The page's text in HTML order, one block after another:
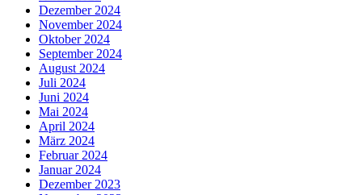
Dezember 2024
November 2024
Oktober 2024
September 2024
August 2024
Juli 2024
Juni 2024
Mai 2024
April 2024
März 2024
Februar 2024
Januar 2024
Dezember 2023